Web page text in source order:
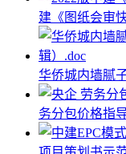
建《图纸会审
华侨城内墙腻
务分包价格指